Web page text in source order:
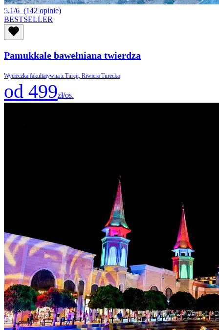
5.1/6 (142 opinie)
BESTSELLER
Pamukkale bawełniana twierdza
Wycieczka fakultatywna z Turcji, Riwiera Turecka
od 499zł/os.